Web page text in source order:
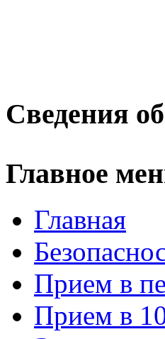
Сведения
Главное
Главная
Прием в
Прием в